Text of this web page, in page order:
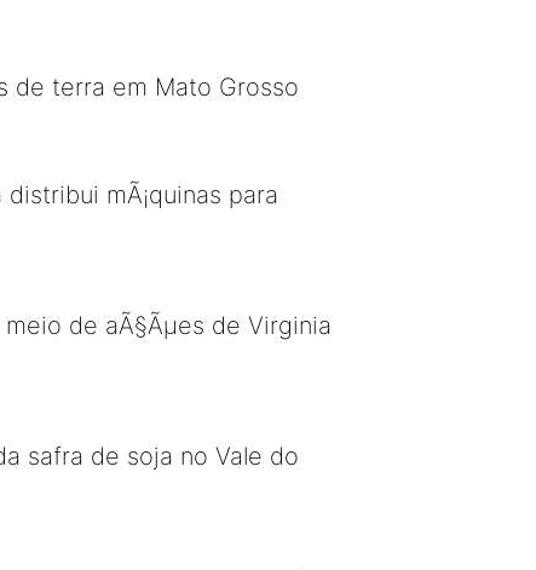
de terra em Mato Grosso
mÃ¡quinas para
de aÃ§Ãµes de Virginia
safra de soja no Vale do